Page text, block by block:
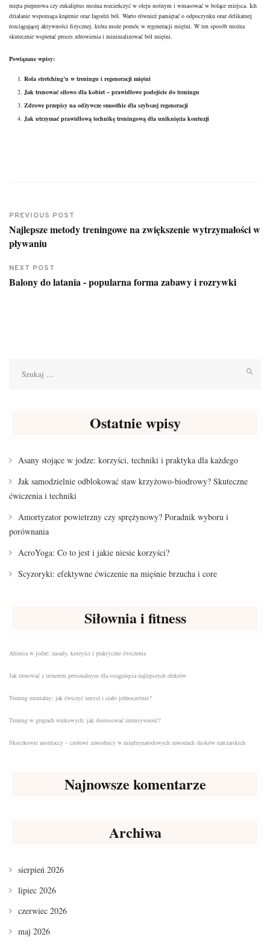
mięta pieprzowa czy eukaliptus można rozcieńczyć w oleju nośnym i wmasować w bolące miejsca. Ich
działanie wspomaga krążenie oraz łagodzi ból. Warto również pamiętać o odpoczynku oraz delikatnej
rozciągającej aktywności fizycznej, która może pomóc w regeneracji mięśni. W ten sposób można
skutecznie wspierać proces zdrowienia i minimalizować ból mięśni.
Powiązane wpisy:
Rola stretching’u w treningu i regeneracji mięśni
Jak trenować siłowo dla kobiet – prawidłowe podejście do treningu
Zdrowe przepisy na odżywcze smoothie dla szybszej regeneracji
Jak utrzymać prawidłową technikę treningową dla uniknięcia kontuzji
PREVIOUS POST
Najlepsze metody treningowe na zwiększenie wytrzymałości w
pływaniu
NEXT POST
Balony do latania - popularna forma zabawy i rozrywki
Ostatnie wpisy
Asany stojące w jodze: korzyści, techniki i praktyka dla każdego
Jak samodzielnie odblokować staw krzyżowo-biodrowy? Skuteczne
ćwiczenia i techniki
Amortyzator powietrzny czy sprężynowy? Poradnik wyboru i
porównania
AcroYoga: Co to jest i jakie niesie korzyści?
Scyzoryki: efektywne ćwiczenie na mięśnie brzucha i core
Siłownia i fitness
Ahimsa w jodze: zasady, korzyści i praktyczne ćwiczenia
Jak trenować z trenerem personalnym dla osiągnięcia najlepszych efektów
Trening mentalny: jak ćwiczyć umysł i ciało jednocześnie?
Trening w grupach wiekowych: jak dostosować intensywność?
Skoczkowie austriaccy – czołowi zawodnicy w międzynarodowych zawodach skoków narciarskich
Najnowsze komentarze
Archiwa
sierpień 2026
lipiec 2026
czerwiec 2026
maj 2026